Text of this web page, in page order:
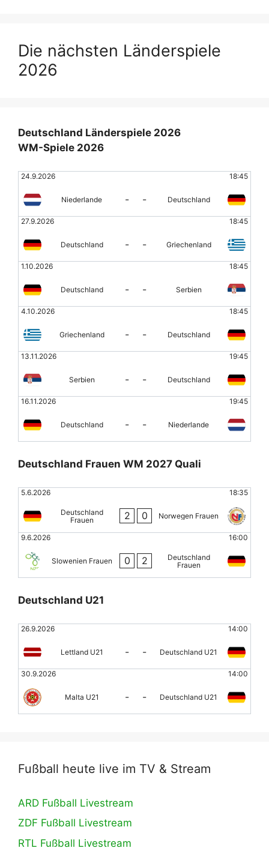
Die nächsten Länderspiele
2026
Deutschland Länderspiele 2026
WM-Spiele 2026
24.9.2026 18:45
Niederlande - - Deutschland
27.9.2026 18:45
Deutschland - - Griechenland
1.10.2026 18:45
Deutschland - - Serbien
4.10.2026 18:45
Griechenland - - Deutschland
13.11.2026 19:45
Serbien - - Deutschland
16.11.2026 19:45
Deutschland - - Niederlande
Deutschland Frauen WM 2027 Quali
5.6.2026 18:35
Deutschland
Frauen
2 0 Norwegen Frauen
9.6.2026 16:00
Slowenien Frauen 0 2
Deutschland
Frauen
Deutschland U21
26.9.2026 14:00
Lettland U21 - - Deutschland U21
30.9.2026 14:00
Malta U21 - - Deutschland U21
Fußball heute live im TV & Stream
ARD Fußball Livestream
ZDF Fußball Livestream
RTL Fußball Livestream